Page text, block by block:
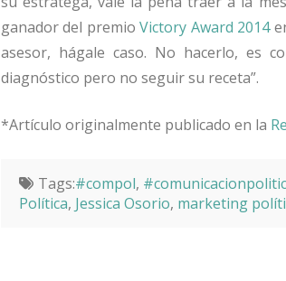
ganador del premioVictory Award 2014
asesor, hágale caso. No hacerlo, es
diagnóstico pero no seguir su receta”.
*Artículo originalmente publicado en la
Tags:#compol,
Política, Jessica Osorio, marketing